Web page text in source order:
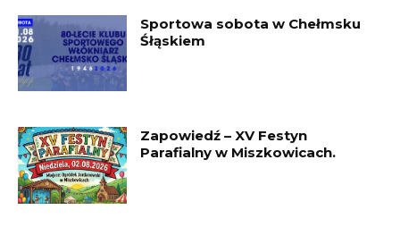
Sportowa sobota w Chełmsku
Śłąskiem
Zapowiedź – XV Festyn
Parafialny w Miszkowicach.